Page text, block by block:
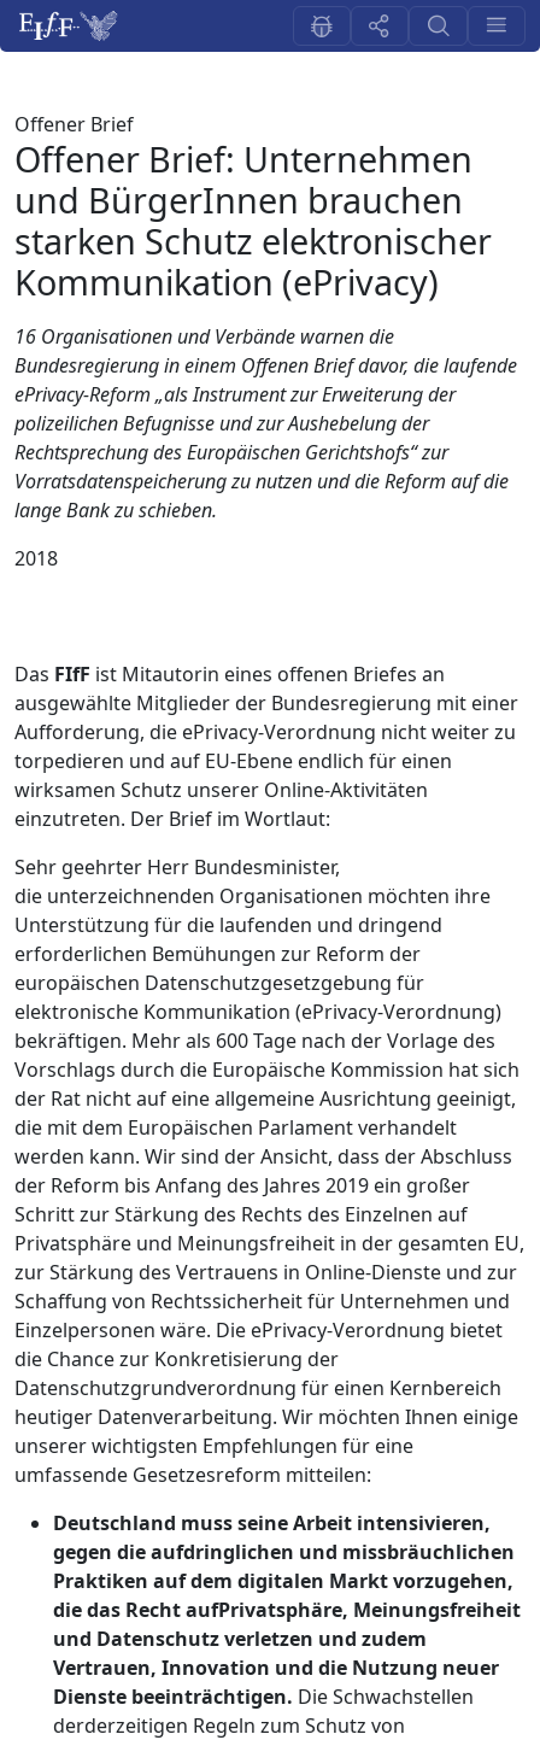
Offener Brief
Offener Brief: Unternehmen
und BürgerInnen brauchen
starken Schutz elektronischer
Kommunikation (ePrivacy)
16 Organisationen und Verbände warnen die
Bundesregierung in einem Offenen Brief davor, die laufende
ePrivacy-Reform „als Instrument zur Erweiterung der
polizeilichen Befugnisse und zur Aushebelung der
Rechtsprechung des Europäischen Gerichtshofs“ zur
Vorratsdatenspeicherung zu nutzen und die Reform auf die
lange Bank zu schieben.
2018
Das FIfF ist Mitautorin eines offenen Briefes an
ausgewählte Mitglieder der Bundesregierung mit einer
Aufforderung, die ePrivacy-Verordnung nicht weiter zu
torpedieren und auf EU-Ebene endlich für einen
wirksamen Schutz unserer Online-Aktivitäten
einzutreten. Der Brief im Wortlaut:
Sehr geehrter Herr Bundesminister,
die unterzeichnenden Organisationen möchten ihre
Unterstützung für die laufenden und dringend
erforderlichen Bemühungen zur Reform der
europäischen Datenschutzgesetzgebung für
elektronische Kommunikation (ePrivacy-Verordnung)
bekräftigen. Mehr als 600 Tage nach der Vorlage des
Vorschlags durch die Europäische Kommission hat sich
der Rat nicht auf eine allgemeine Ausrichtung geeinigt,
die mit dem Europäischen Parlament verhandelt
werden kann. Wir sind der Ansicht, dass der Abschluss
der Reform bis Anfang des Jahres 2019 ein großer
Schritt zur Stärkung des Rechts des Einzelnen auf
Privatsphäre und Meinungsfreiheit in der gesamten EU,
zur Stärkung des Vertrauens in Online-Dienste und zur
Schaffung von Rechtssicherheit für Unternehmen und
Einzelpersonen wäre. Die ePrivacy-Verordnung bietet
die Chance zur Konkretisierung der
Datenschutzgrundverordnung für einen Kernbereich
heutiger Datenverarbeitung. Wir möchten Ihnen einige
unserer wichtigsten Empfehlungen für eine
umfassende Gesetzesreform mitteilen:
Deutschland muss seine Arbeit intensivieren,
gegen die aufdringlichen und missbräuchlichen
Praktiken auf dem digitalen Markt vorzugehen,
die das Recht aufPrivatsphäre, Meinungsfreiheit
und Datenschutz verletzen und zudem
Vertrauen, Innovation und die Nutzung neuer
Dienste beeinträchtigen. Die Schwachstellen
derderzeitigen Regeln zum Schutz von